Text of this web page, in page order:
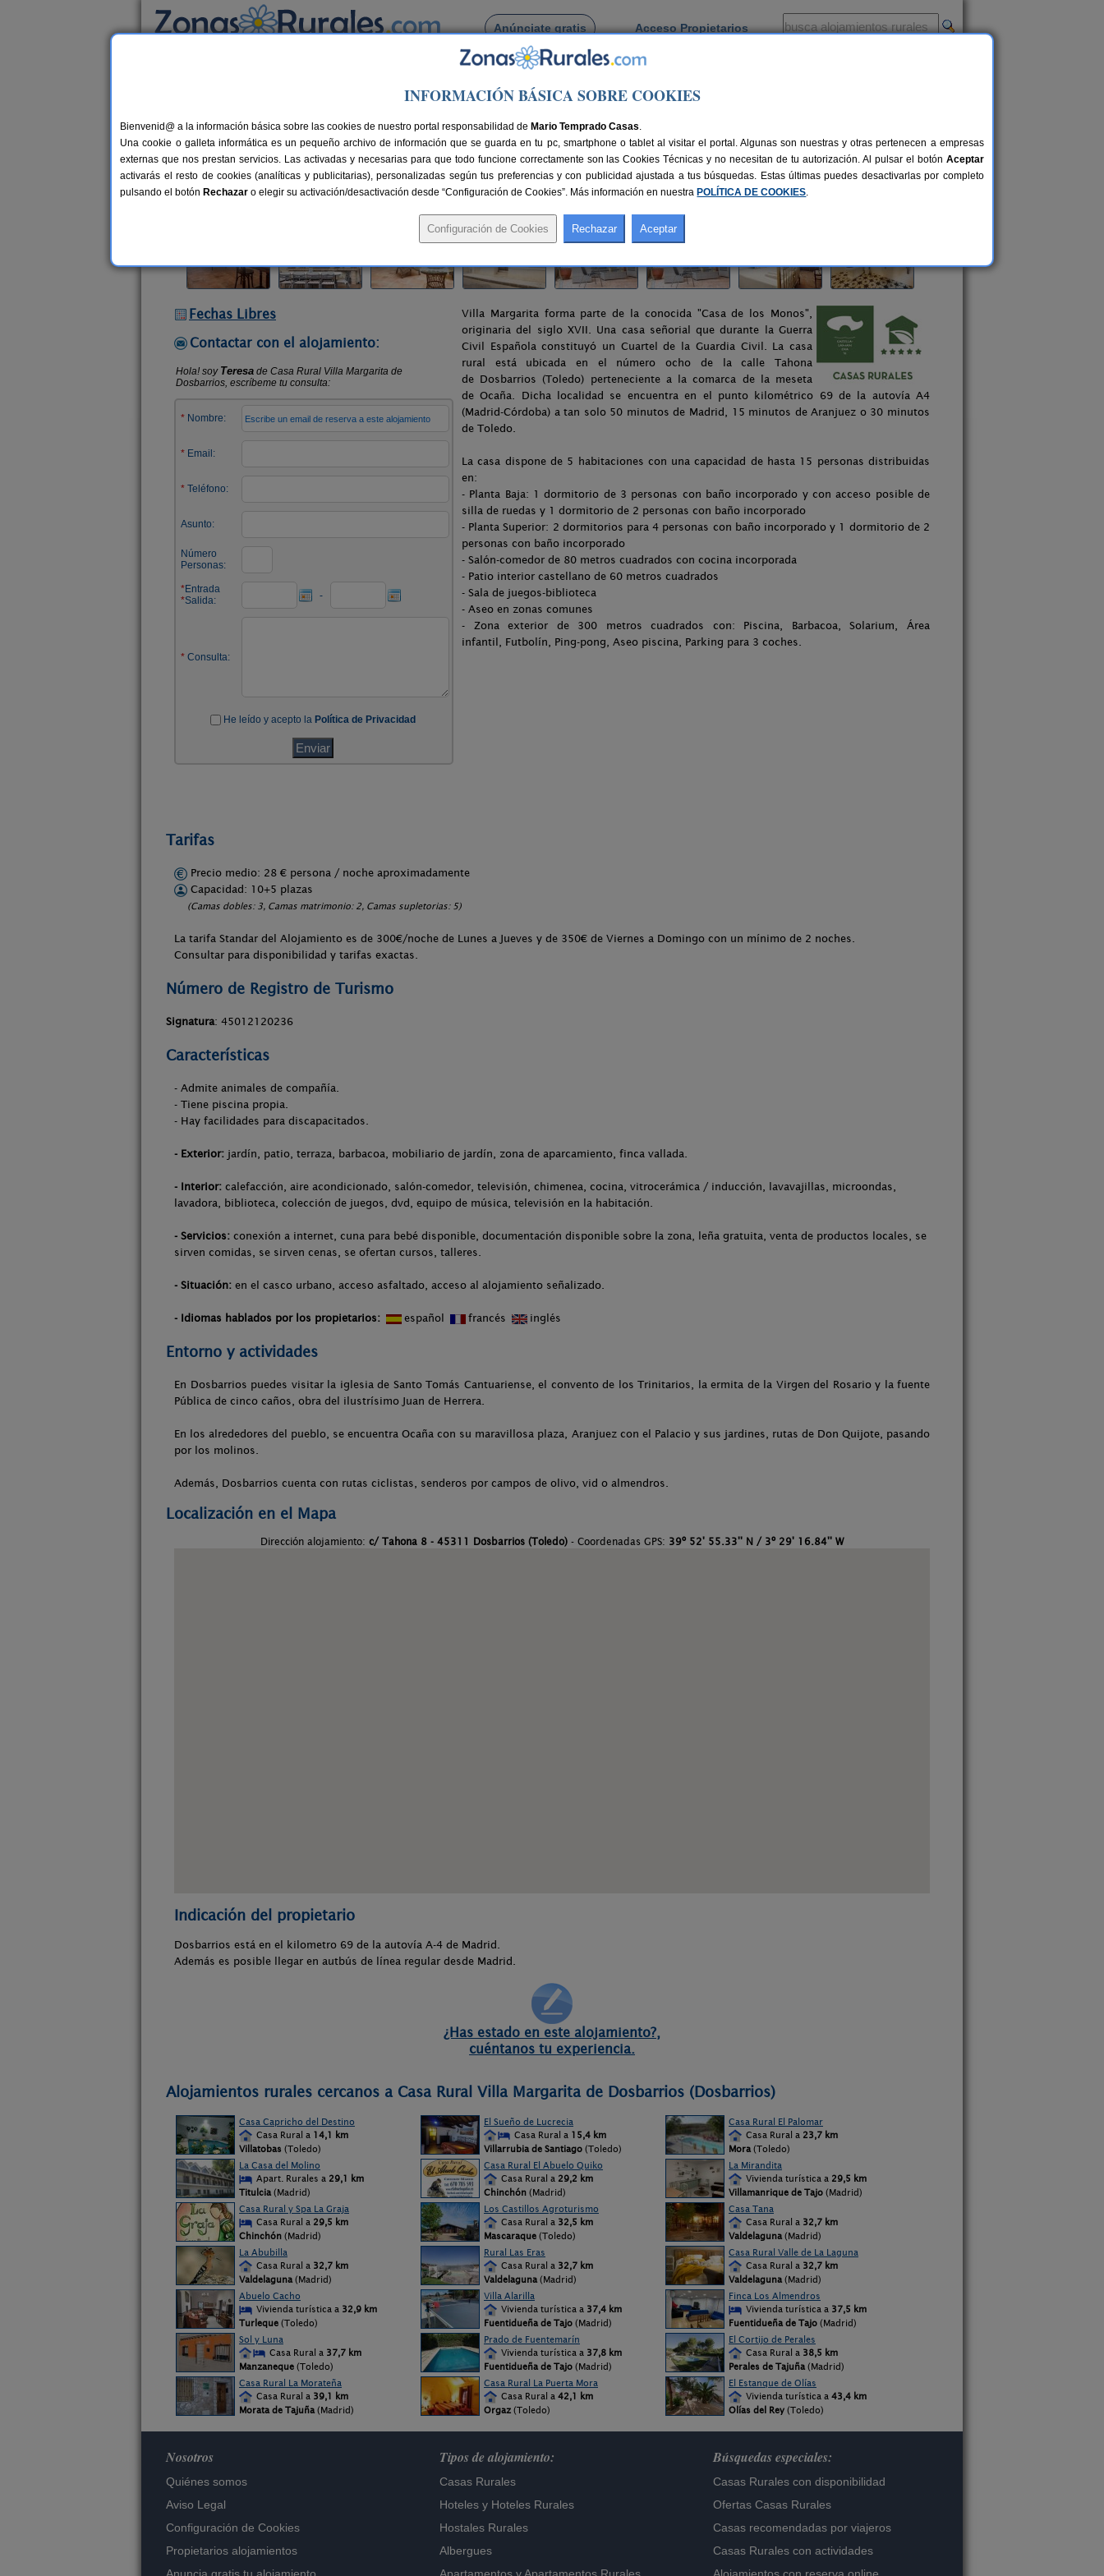
Anúnciate gratis Acceso Propietarios
Busca por pueblo
Dosbarrios > Casa Rural Villa Margarita de Dosbarrios
Casa Rural Villa Margarita de Dosbarrios
Casa Rural en Dosbarrios (Toledo)
Alquiler completo 10+5 plazas 63 km de Toledo Compartir:
Fechas Libres
Contactar con el alojamiento:
Villa Margarita forma parte de la conocida "Casa de los Monos",
originaria del siglo XVII. Una casa señorial que durante la Guerra
Civil Española constituyó un Cuartel de la Guardia Civil. La casa
rural está ubicada en el número ocho de la calle Tahona
de Dosbarrios (Toledo) perteneciente a la comarca de la meseta
de Ocaña. Dicha localidad se encuentra en el punto kilométrico 69 de la autovía A4
(Madrid-Córdoba) a tan solo 50 minutos de Madrid, 15 minutos de Aranjuez o 30 minutos
de Toledo.
La casa dispone de 5 habitaciones con una capacidad de hasta 15 personas distribuidas
en:
- Planta Baja: 1 dormitorio de 3 personas con baño incorporado y con acceso posible de
silla de ruedas y 1 dormitorio de 2 personas con baño incorporado
- Planta Superior: 2 dormitorios para 4 personas con baño incorporado y 1 dormitorio de 2
personas con baño incorporado
- Salón-comedor de 80 metros cuadrados con cocina incorporada
- Patio interior castellano de 60 metros cuadrados
- Sala de juegos-biblioteca
- Aseo en zonas comunes
- Zona exterior de 300 metros cuadrados con: Piscina, Barbacoa, Solarium, Área
infantil, Futbolín, Ping-pong, Aseo piscina, Parking para 3 coches.
Tarifas
Precio medio: 28 € persona / noche aproximadamente
Capacidad: 10+5 plazas
(Camas dobles: 3, Camas matrimonio: 2, Camas supletorias: 5)
La tarifa Standar del Alojamiento es de 300€/noche de Lunes a Jueves y de 350€ de Viernes a Domingo con un mínimo de 2 noches.
Consultar para disponibilidad y tarifas exactas.
Número de Registro de Turismo
Signatura: 45012120236
Características
- Admite animales de compañía.
- Tiene piscina propia.
- Hay facilidades para discapacitados.
- Exterior: jardín, patio, terraza, barbacoa, mobiliario de jardín, zona de aparcamiento, finca vallada.
- Interior: calefacción, aire acondicionado, salón-comedor, televisión, chimenea, cocina, vitrocerámica / inducción, lavavajillas, microondas,
lavadora, biblioteca, colección de juegos, dvd, equipo de música, televisión en la habitación.
- Servicios: conexión a internet, cuna para bebé disponible, documentación disponible sobre la zona, leña gratuita, venta de productos locales, se
sirven comidas, se sirven cenas, se ofertan cursos, talleres.
- Situación: en el casco urbano, acceso asfaltado, acceso al alojamiento señalizado.
- Idiomas hablados por los propietarios: español francés inglés
Entorno y actividades
En Dosbarrios puedes visitar la iglesia de Santo Tomás Cantuariense, el convento de los Trinitarios, la ermita de la Virgen del Rosario y la fuente
Pública de cinco caños, obra del ilustrísimo Juan de Herrera.
En los alrededores del pueblo, se encuentra Ocaña con su maravillosa plaza, Aranjuez con el Palacio y sus jardines, rutas de Don Quijote, pasando
por los molinos.
Además, Dosbarrios cuenta con rutas ciclistas, senderos por campos de olivo, vid o almendros.
Localización en el Mapa
Dirección alojamiento: c/ Tahona 8 - 45311 Dosbarrios (Toledo) - Coordenadas GPS: 39º 52' 55.33'' N / 3º 29' 16.84'' W
Indicación del propietario
Dosbarrios está en el kilometro 69 de la autovía A-4 de Madrid.
Además es posible llegar en autbús de línea regular desde Madrid.
¿Has estado en este alojamiento?,
cuéntanos tu experiencia.
Alojamientos rurales cercanos a Casa Rural Villa Margarita de Dosbarrios (Dosbarrios)
Casa Capricho del Destino
Casa Rural a 14,1 km
Villatobas (Toledo)
El Sueño de Lucrecia
Casa Rural a 15,4 km
Villarrubia de Santiago (Toledo)
Casa Rural El Palomar
Casa Rural a 23,7 km
Mora (Toledo)
La Casa del Molino
Apart. Rurales a 29,1 km
Titulcia (Madrid)
Casa Rural El Abuelo Quiko
Casa Rural a 29,2 km
Chinchón (Madrid)
La Mirandita
Vivienda turística a 29,5 km
Villamanrique de Tajo (Madrid)
Casa Rural y Spa La Graja
Casa Rural a 29,5 km
Chinchón (Madrid)
Los Castillos Agroturismo
Casa Rural a 32,5 km
Mascaraque (Toledo)
Casa Tana
Casa Rural a 32,7 km
Valdelaguna (Madrid)
La Abubilla
Casa Rural a 32,7 km
Valdelaguna (Madrid)
Rural Las Eras
Casa Rural a 32,7 km
Valdelaguna (Madrid)
Casa Rural Valle de La Laguna
Casa Rural a 32,7 km
Valdelaguna (Madrid)
Abuelo Cacho
Vivienda turística a 32,9 km
Turleque (Toledo)
Villa Alarilla
Vivienda turística a 37,4 km
Fuentidueña de Tajo (Madrid)
Finca Los Almendros
Vivienda turística a 37,5 km
Fuentidueña de Tajo (Madrid)
Sol y Luna
Casa Rural a 37,7 km
Manzaneque (Toledo)
Prado de Fuentemarín
Vivienda turística a 37,8 km
Fuentidueña de Tajo (Madrid)
El Cortijo de Perales
Casa Rural a 38,5 km
Perales de Tajuña (Madrid)
Casa Rural La Morateña
Casa Rural a 39,1 km
Morata de Tajuña (Madrid)
Casa Rural La Puerta Mora
Casa Rural a 42,1 km
Orgaz (Toledo)
El Estanque de Olías
Vivienda turística a 43,4 km
Olías del Rey (Toledo)
Nosotros
Quiénes somos
Aviso Legal
Configuración de Cookies
Propietarios alojamientos
Tipos de alojamiento:
Casas Rurales
Hoteles y Hoteles Rurales
Hostales Rurales
Albergues
Búsquedas especiales:
Casas Rurales con disponibilidad
Ofertas Casas Rurales
Casas recomendadas por viajeros
Casas Rurales con actividades
INFORMACIÓN BÁSICA SOBRE COOKIES
Bienvenid@ a la información básica sobre las cookies de nuestro portal responsabilidad de Mario Temprado Casas.
Una cookie o galleta informática es un pequeño archivo de información que se guarda en tu pc, smartphone o tablet al visitar el portal. Algunas son nuestras y otras pertenecen a empresas
externas que nos prestan servicios. Las activadas y necesarias para que todo funcione correctamente son las Cookies Técnicas y no necesitan de tu autorización. Al pulsar el botón Aceptar
activarás el resto de cookies (analíticas y publicitarias), personalizadas según tus preferencias y con publicidad ajustada a tus búsquedas. Estas últimas puedes desactivarlas por completo
pulsando el botón Rechazar o elegir su activación/desactivación desde “Configuración de Cookies”. Más información en nuestra POLÍTICA DE COOKIES.